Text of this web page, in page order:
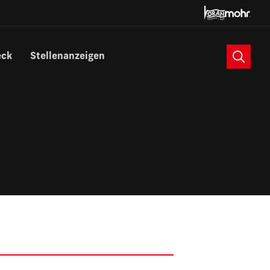
Stellenanzeigen Suche